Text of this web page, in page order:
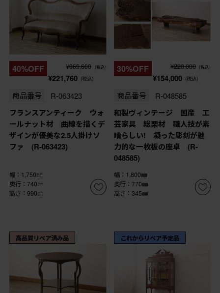
40%OFF ¥369,600 (税込)
¥221,760 (税込)
商品番号 R-063423
フランスアンティーク ウォ
ールナット材 曲線を描くデ
ザインが優美な2.5人掛けソ
ファ (R-063423)
幅：1,750㎜
奥行：740㎜
高さ：990㎜
30%OFF ¥220,000 (税込)
¥154,000 (税込)
商品番号 R-048585
和製ヴィンテージ 国産 工
芸家具 総栗材 職人技が素
晴らしい! 凝った彫刻が魅
力的な一枚板の座卓 (R-
048585)
幅：1,800㎜
奥行：770㎜
高さ：345㎜
高品質リペア済み品 これからリペア予定品